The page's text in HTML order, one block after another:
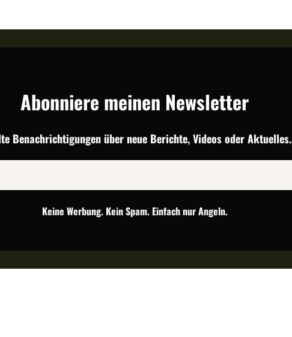
Abonniere meinen Newsletter
Benachrichtigungen über neue Berichte, Videos oder Aktuelles.
Keine Werbung. Kein Spam. Einfach nur Angeln.